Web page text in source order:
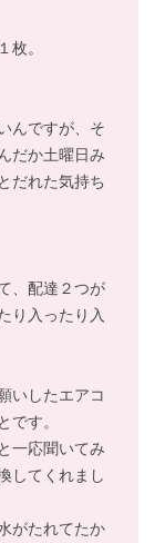
。
んですが、そ
だか土曜日み
だれた気持ち
、配達２つが
り入ったり入
いしたエアコ
す。
一応聞いてみ
してくれまし
がたれてたか